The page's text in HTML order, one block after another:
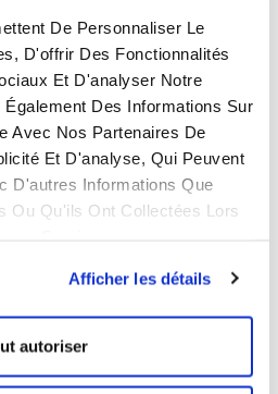
De Personnaliser Le
D'offrir Des Fonctionnalités
Et D'analyser Notre
Des Informations Sur
Avec Nos Partenaires De
Et D'analyse, Qui Peuvent
D'autres Informations Que
Ou Qu'ils Ont Collectées Lors
Afficher les détails
autoriser
par l’exemple
commerciale, il y a une
problématique, les équipes
d’arrache-pied pour vous